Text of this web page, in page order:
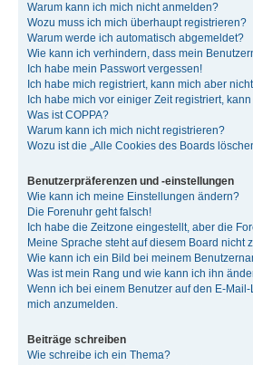
Warum kann ich mich nicht anmelden?
Wozu muss ich mich überhaupt registrieren?
Warum werde ich automatisch abgemeldet?
Wie kann ich verhindern, dass mein
Ich habe mein Passwort vergessen!
Ich habe mich registriert, kann mich aber
Ich habe mich vor einiger Zeit registriert,
Was ist COPPA?
Warum kann ich mich nicht registrieren?
Wozu ist die „Alle Cookies des Boards
Benutzerpräferenzen und -einstellungen
Wie kann ich meine Einstellungen ändern?
Die Forenuhr geht falsch!
Ich habe die Zeitzone eingestellt, aber die
Meine Sprache steht auf diesem Board nicht
Wie kann ich ein Bild bei meinem
Was ist mein Rang und wie kann ich ihn
Wenn ich bei einem Benutzer auf den E-
mich anzumelden.
Beiträge schreiben
Wie schreibe ich ein Thema?